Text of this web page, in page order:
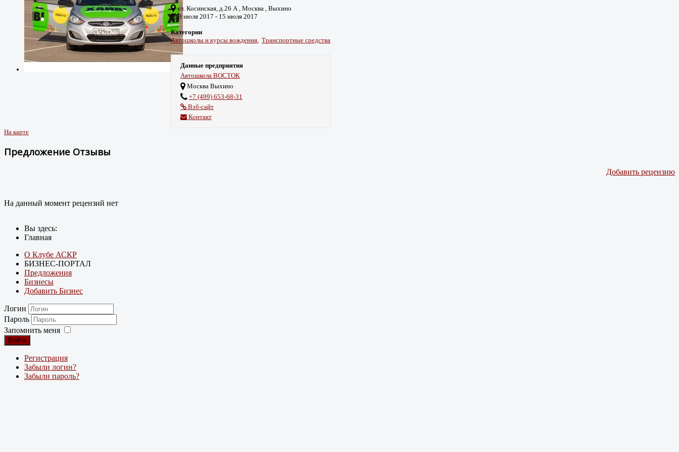
ул. Косинская, д.26 А , Москва , Выхино
3 июля 2017 - 15 июля 2017
Категории
Автошколы и курсы вождения Транспортные средства
Данные предприятия
Автошкола ВОСТОК
Москва Выхино
+7 (499) 653-68-31
Вэб-сайт
Контакт
На карте
Предложение Отзывы
Добавить рецензию
На данный момент рецензий нет
Вы здесь:
Главная
О Клубе АСКР
БИЗНЕС-ПОРТАЛ
Предложения
Бизнесы
Добавить Бизнес
Логин
Пароль
Запомнить меня
Войти
Регистрация
Забыли логин?
Забыли пароль?